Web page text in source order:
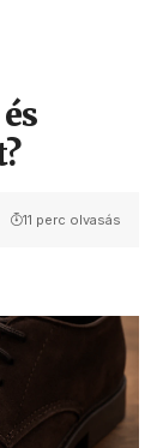
11 perc olvasás